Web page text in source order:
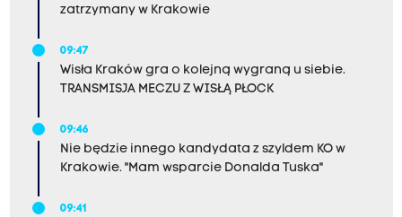
zatrzymany w Krakowie
09:47
Wisła Kraków gra o kolejną wygraną u siebie.
TRANSMISJA MECZU Z WISŁĄ PŁOCK
09:46
Nie będzie innego kandydata z szyldem KO w
Krakowie. "Mam wsparcie Donalda Tuska"
09:41